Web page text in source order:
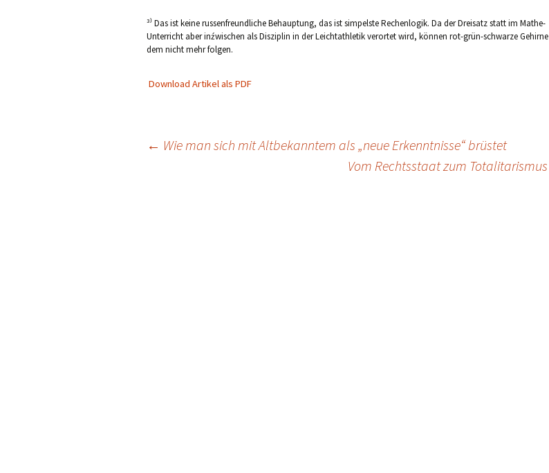
³⁾ Das ist keine russenfreundliche Behauptung, das ist simpelste Rechenlogik. Da der Dreisatz statt im Mathe-
Unterricht aber inźwischen als Disziplin in der Leichtathletik verortet wird, können rot-grün-schwarze Gehirne
dem nicht mehr folgen.
Download Artikel als PDF
Beitragsnavigation
← Wie man sich mit Altbekanntem als „neue Erkenntnisse“ brüstet
Vom Rechtsstaat zum Totalitarismus